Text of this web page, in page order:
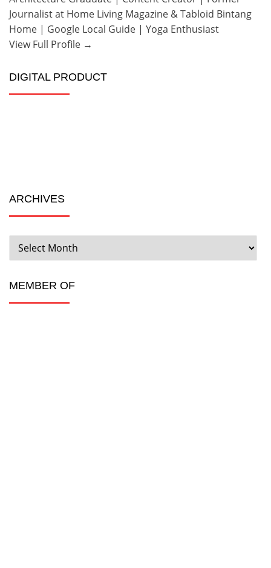
Journalist at Home Living Magazine & Tabloid Bintang
Home | Google Local Guide | Yoga Enthusiast
View Full Profile →
DIGITAL PRODUCT
ARCHIVES
ARCHIVES
MEMBER OF